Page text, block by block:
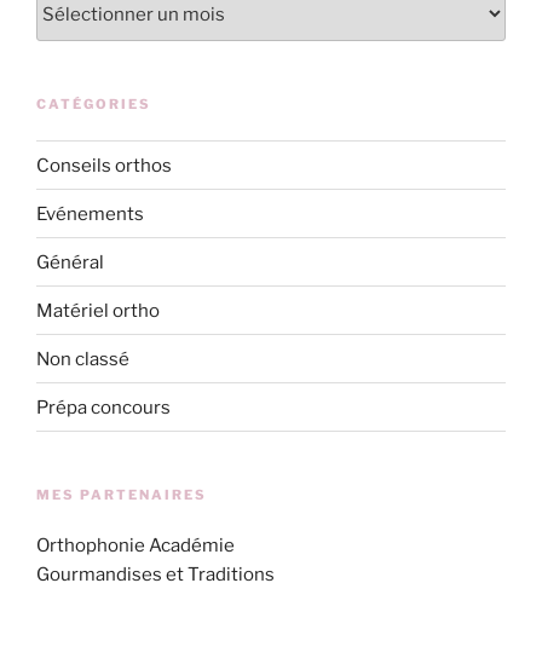
CATÉGORIES
Conseils orthos
Evénements
Général
Matériel ortho
Non classé
Prépa concours
MES PARTENAIRES
Orthophonie Académie
Gourmandises et Traditions